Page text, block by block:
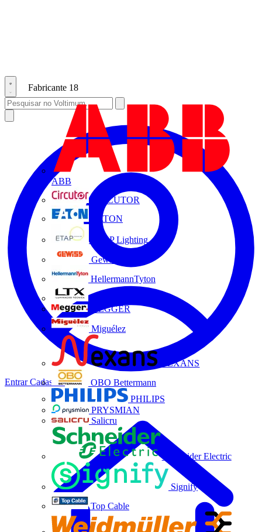
Fabricante 18
ABB
CIRCUTOR
EATON
ETAP Lighting
Gewiss
HellermannTyton
MEGGER
Miguélez
NEXANS
OBO Bettermann
PHILIPS
PRYSMIAN
Salicru
Schneider Electric
Signify
Top Cable
EntrarCadastrar